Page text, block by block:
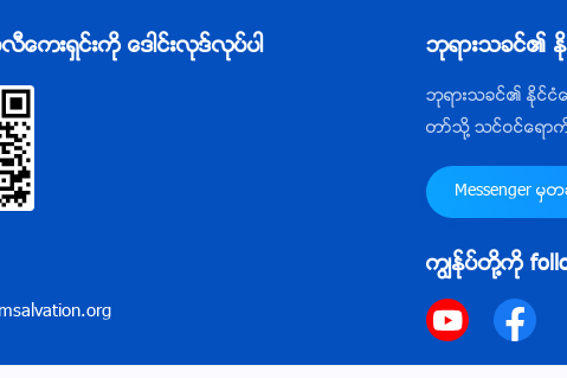
ကးရွင္းကို ေဒါင္းလုဒ္လုပ္ပါ ဘုရားသခင္၏
ဘုရားသခင္၏ ႏိုင္
တာ္သို႔ သင္ဝင္ေရာ
Messenger
ကြၽန္ုပ္တို႔ကို